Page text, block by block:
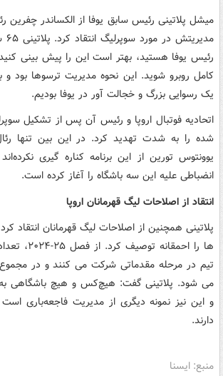
میشل پلاتینی رئیس سابق یوفا از الکساندر چفرین
رئیس یوفا هستید، بهتر است این را پیش بینی کنید
کامل روبرو شوید. این نحوه مدیریت ترسوها بود
یک رسوایی بزرگ و خجالت آور در یوفا بودیم.
اتحادیه فوتبال اروپا و رئیس آن پس از تشکیل
شده را به شدت تهدید کرد. در این بین تنها رئال
یوونتوس تورین از این برنامه کناره گیری
انضباطی علیه این سه باشگاه را آغاز کرده است.
انتقاد از اصلاحات لیگ قهرمانان اروپا
پلاتینی همچنین از اصلاحات لیگ قهرمانان انتقاد
می شود. پلاتینی گفت: هیچ‌کس و هیچ باشگاهی به
و این نیز نمونه دیگری از مدیریت فاجعه‌باری است
دارند.
منبع: ایسنا